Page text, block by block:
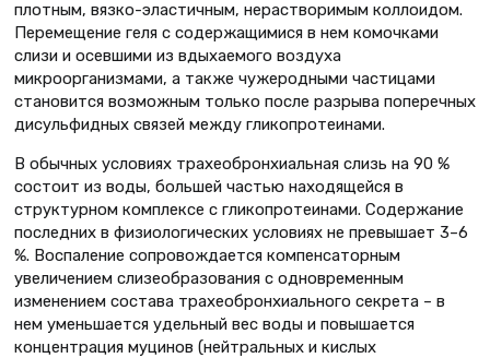
плотным, вязко-эластичным, нерастворимым коллоидом.
Перемещение геля с содержащимися в нем комочками
слизи и осевшими из вдыхаемого воздуха
микроорганизмами, а также чужеродными частицами
становится возможным только после разрыва поперечных
дисульфидных связей между гликопротеинами.
В обычных условиях трахеобронхиальная слизь на 90 %
состоит из воды, большей частью находящейся в
структурном комплексе с гликопротеинами. Содержание
последних в физиологических условиях не превышает 3–6
%. Воспаление сопровождается компенсаторным
увеличением слизеобразования с одновременным
изменением состава трахеобронхиального секрета – в
нем уменьшается удельный вес воды и повышается
концентрация муцинов (нейтральных и кислых